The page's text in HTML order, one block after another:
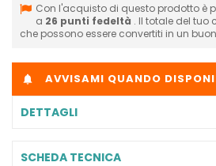
Con l'acquisto di questo prodotto è
a 26 punti fedeltà . Il totale del tuo
che possono essere convertiti in un
 AVVISAMI QUANDO
DETTAGLI
SCHEDA TECNICA